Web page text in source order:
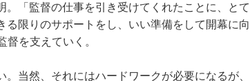
「監督の仕事を引き受けてくれたことに、とて
限りのサポートをし、いい準備をして開幕に向
を支えていく。
当然、それにはハードワークが必要になるが、